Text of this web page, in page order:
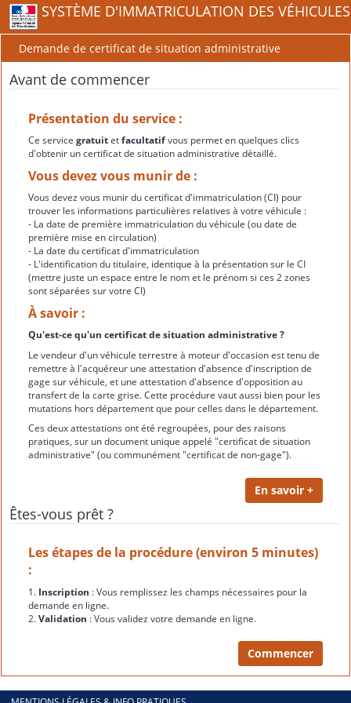
SYSTÈME D'IMMATRICULATION DES VÉHICULES
Demande de certificat de situation administrative
Avant de commencer
Présentation du service :
Ce service gratuitetfacultatifvous permet en quelques clics
d'obtenir un certificat de situation administrative détaillé.
Vous devez vous munir de :
Vous devez vous munir du certificat d'immatriculation (CI) pour
trouver les informations particulières relatives à votre véhicule :
- La date de première immatriculation du véhicule (ou date de
première mise en circulation)
- La date du certificat d'immatriculation
- L'identification du titulaire, identique à la présentation sur le CI
(mettre juste un espace entre le nom et le prénom si ces 2 zones
sont séparées sur votre CI)
À savoir :
Qu'est-ce qu'un certificat de situation administrative ?
Le vendeur d'un véhicule terrestre à moteur d'occasion est tenu de
remettre à l'acquéreur une attestation d'absence d'inscription de
gage sur véhicule, et une attestation d'absence d'opposition au
transfert de la carte grise. Cette procédure vaut aussi bien pour les
mutations hors département que pour celles dans le département.
Ces deux attestations ont été regroupées, pour des raisons
pratiques, sur un document unique appelé "certificat de situation
administrative" (ou communément "certificat de non-gage").
Êtes-vous prêt ?
Les étapes de la procédure (environ 5 minutes)
:
1. Inscription : Vous remplissez les champs nécessaires pour la
demande en ligne.
2.Validation : Vous validez votre demande en ligne.